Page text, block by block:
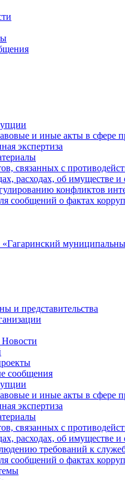
и иные акты в сфере
экспертиза
связанных с
расходах, об имуществе и
конфликтов
сообщений о фактах
«Гагаринский
и представительства
сообщения
и иные акты в сфере
экспертиза
связанных с
расходах, об имуществе и
требований к
сообщений о фактах